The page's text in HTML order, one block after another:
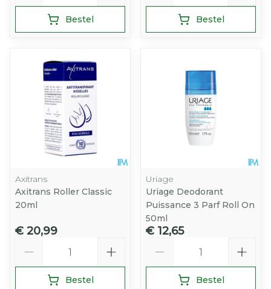
Bestel Bestel
Axitrans
Axitrans Roller Classic
20ml
€ 20,99
Bestel
Uriage
Uriage Deodorant
Puissance 3 Parf Roll On
50ml
€ 12,65
Bestel